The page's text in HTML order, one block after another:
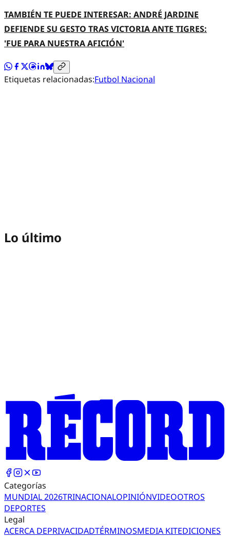
TAMBIÉN TE PUEDE INTERESAR: ANDRÉ JARDINE
DEFIENDE SU GESTO TRAS VICTORIA ANTE TIGRES:
'FUE PARA NUESTRA AFICIÓN'
Etiquetas relacionadas:Futbol Nacional
Lo último
Categorías
MUNDIAL 2026TRINACIONALOPINIÓNVIDEOOTROS
DEPORTES
Legal
ACERCA DEPRIVACIDADTÉRMINOSMEDIA KITEDICIONES